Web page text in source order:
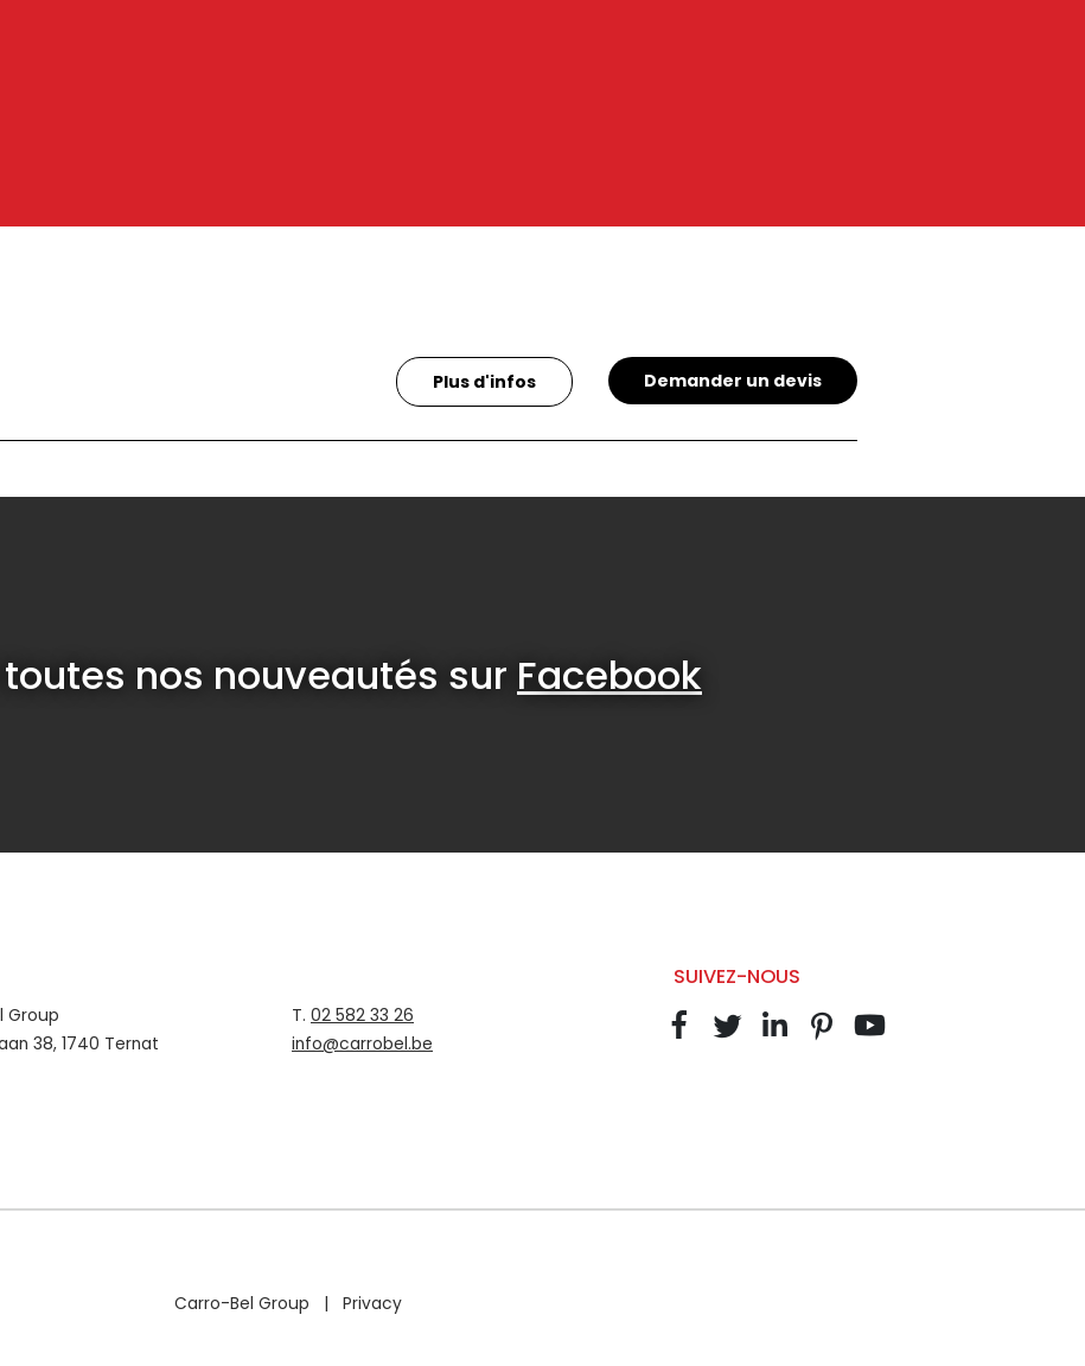
Demander un devis
Plus d'infos
toutes nos nouveautés sur Facebook
Group
38, 1740 Ternat
T. 02 582 33 26
info@carrobel.be
SUIVEZ-NOUS
Carro-Bel Group | Privacy